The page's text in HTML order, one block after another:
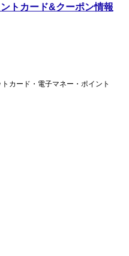
トカード&クーポン情報
カード・電子マネー・ポイント